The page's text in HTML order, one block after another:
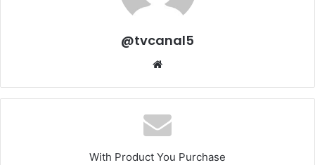
@tvcanal5
With Product You Purchase